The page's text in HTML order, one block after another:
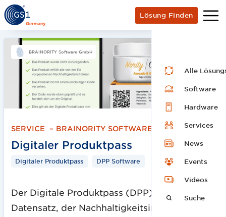
Lösung Finden
Alle
Software
Hardware
Services
News
Events
Videos
Suche
BRAINORITY Software GmbH
SERVICE – BRAINORITY SOFTWARE GMBH
Digitaler Produktpass
Digitaler Produktpass DPP Software
Der Digitale Produktpass (DPP) ist ein
Datensatz, der Nachhaltigkeitsinformationen